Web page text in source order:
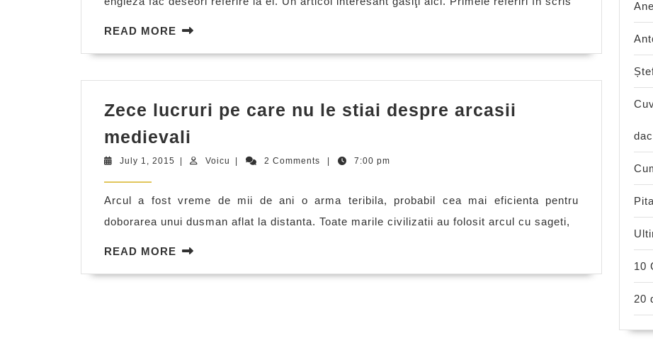
READ MORE READ
Zece lucruri pe care nu le stiai despre arcasii
medievali
lucruri
care
nu
stiai
despre
July 1, 2015 July
| Voicu Voicu
| 2 Comments | 7:00 pm
Arcul a fost vreme de mii de ani o arma teribila, probabil cea mai eficienta pentru
doborarea unui dusman aflat la distanta. Toate marile civilizatii au folosit arcul cu sageti,
READ MORE READ
10
20